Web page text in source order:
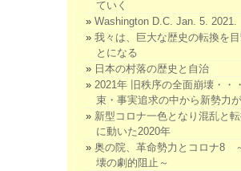
ていく
Washington D.C. Jan. 5. 2021.
我々は、巨大な歴史の転換を目
とになる
日本の村落の歴史と自治
2021年 旧秩序の全面崩壊・・
束・事実追求の中から新勢力
新型コロナ一色となり混乱と
に動いた2020年
奥の院、革命勢力とコロナ8
壊の劇的阻止～